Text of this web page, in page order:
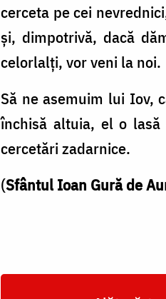
cerceta pe cei
și, dimpotrivă, dacă
celorlalți, vor veni la noi.
Să ne asemuim lui Iov,
închisă altuia, el o
cercetări zadarnice.
(Sfântul Ioan Gură de